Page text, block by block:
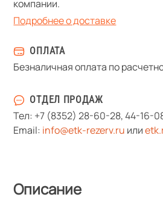
компании.
Подробнее о доставке
ОПЛАТА
Безналичная оплата по
ОТДЕЛ ПРОДАЖ
Тел: +7 (8352) 28-60-28,44-16-
Email: info@etk-rezerv.ru или
Описание